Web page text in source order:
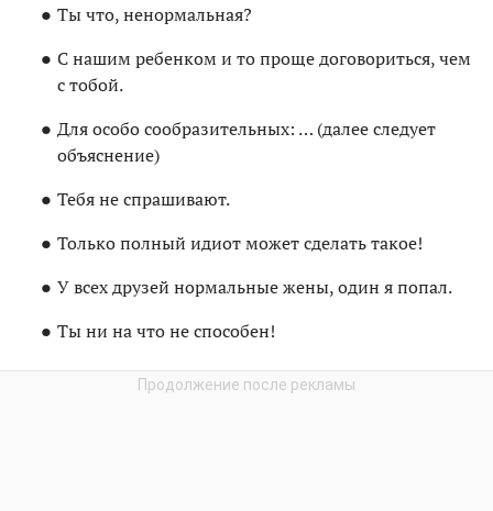
Ты что, ненормальная?
С нашим ребенком и то проще договориться, чем
с тобой.
Для особо сообразительных: … (далее следует
объяснение)
Тебя не спрашивают.
Только полный идиот может сделать такое!
У всех друзей нормальные жены, один я попал.
Ты ни на что не способен!